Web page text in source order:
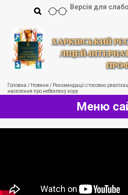
ХАРКІВСЬКИЙ
ЛІЦЕЙ-
Версія для
Головна / Новини / Рекомендації стосовно
населення про небезпеку кору
Меню